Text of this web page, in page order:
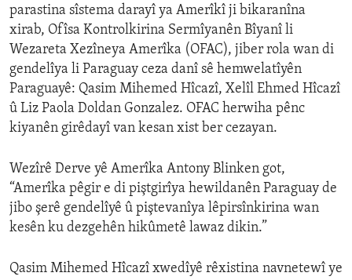
parastina sîstema darayî ya Amerîkî ji bikaranîna
xirab, Ofîsa Kontrolkirina Sermîyanên Bîyanî li
Wezareta Xezîneya Amerîka (OFAC), jiber rola wan di
gendelîya li Paraguay ceza danî sê hemwelatîyên
Paraguayê: Qasim Mihemed Hîcazî, Xelîl Ehmed Hîcazî
û Liz Paola Doldan Gonzalez. OFAC herwiha pênc
kiyanên girêdayî van kesan xist ber cezayan.
Wezîrê Derve yê Amerîka Antony Blinken got,
“Amerîka pêgir e di piştgirîya hewildanên Paraguay de
jibo şerê gendelîyê û piştevanîya lêpirsînkirina wan
kesên ku dezgehên hikûmetê lawaz dikin.”
Qasim Mihemed Hîcazî xwedîyê rêxistina navnetewî ye